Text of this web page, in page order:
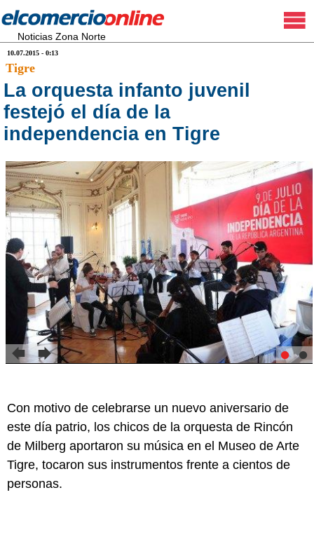
Noticias Zona Norte
10.07.2015 - 0:13
Tigre
La orquesta infanto juvenil
festejó el día de la
independencia en Tigre
Con motivo de celebrarse un nuevo aniversario de
este día patrio, los chicos de la orquesta de Rincón
de Milberg aportaron su música en el Museo de Arte
Tigre, tocaron sus instrumentos frente a cientos de
personas.